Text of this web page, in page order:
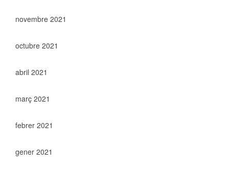
novembre 2021
octubre 2021
abril 2021
març 2021
febrer 2021
gener 2021